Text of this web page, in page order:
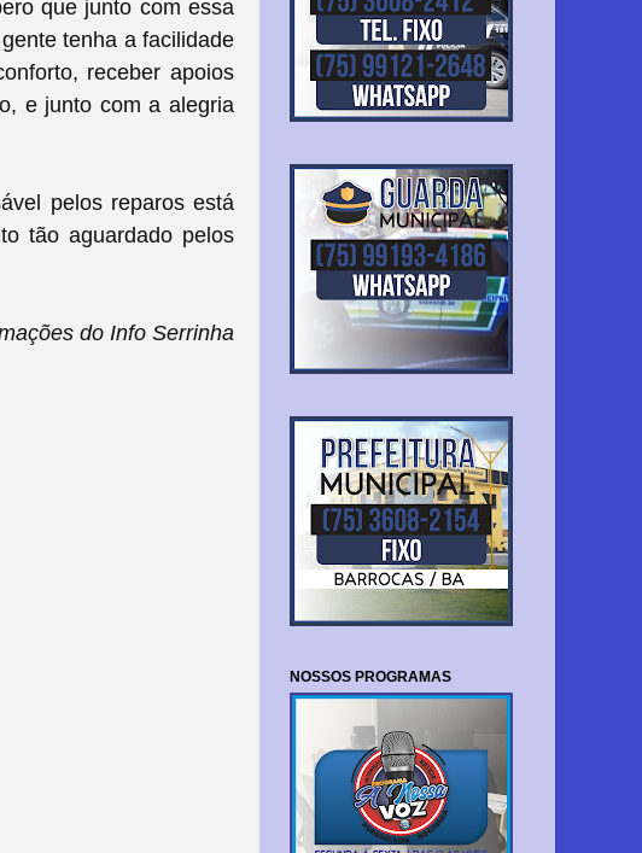
que junto com essa
tenha a facilidade
receber apoios
e junto com a alegria
pelos reparos está
tão aguardado pelos
do Info Serrinha
NOSSOS PROGRAMAS